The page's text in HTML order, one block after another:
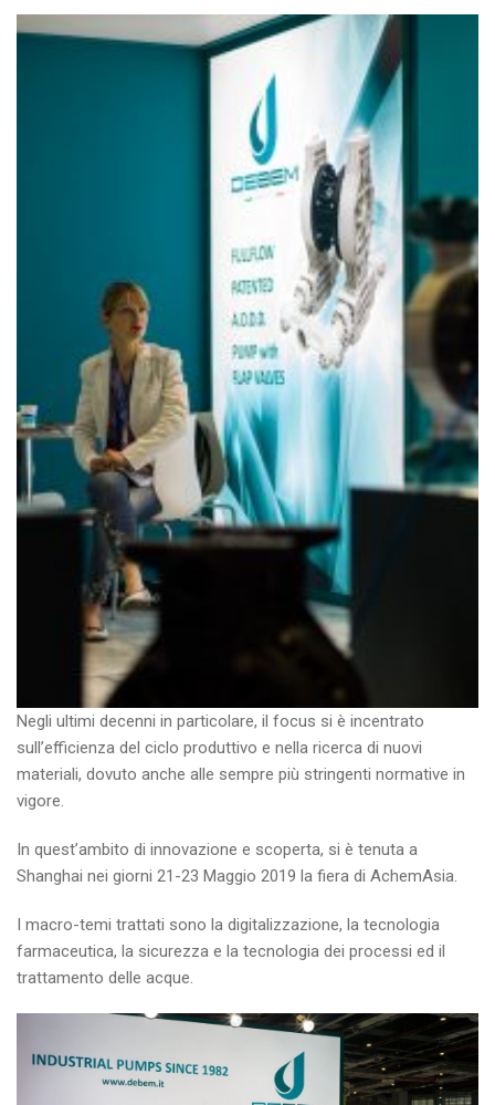
Negli ultimi decenni in particolare, il focus si è incentrato
sull’efficienza del ciclo produttivo e nella ricerca di nuovi
materiali, dovuto anche alle sempre più stringenti normative in
vigore.
In quest’ambito di innovazione e scoperta, si è tenuta a
Shanghai nei giorni 21-23 Maggio 2019 la fiera di AchemAsia.
I macro-temi trattati sono la digitalizzazione, la tecnologia
farmaceutica, la sicurezza e la tecnologia dei processi ed il
trattamento delle acque.